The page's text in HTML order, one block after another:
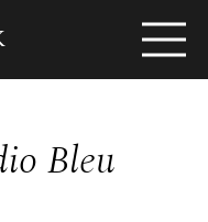
Programmes
EN FR
Bleu